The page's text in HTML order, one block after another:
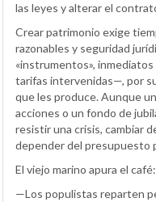
las leyes y alterar el
Crear patrimonio exige
razonables y seguridad
«instrumentos»,
tarifas intervenidas—, por
que les produce. Aunque
acciones o un fondo de
resistir una crisis, cambiar
depender del presupuesto
El viejo marino apura el café:
—Los populistas reparten